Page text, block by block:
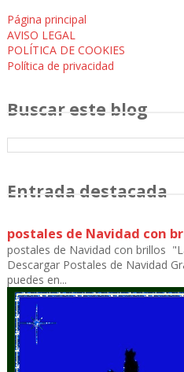
Página principal
AVISO LEGAL
POLÍTICA DE COOKIES
Política de privacidad
Buscar este blog
Entrada destacada
postales de Navidad con
postales de Navidad con brillos
Descargar Postales de Navidad
puedes en...